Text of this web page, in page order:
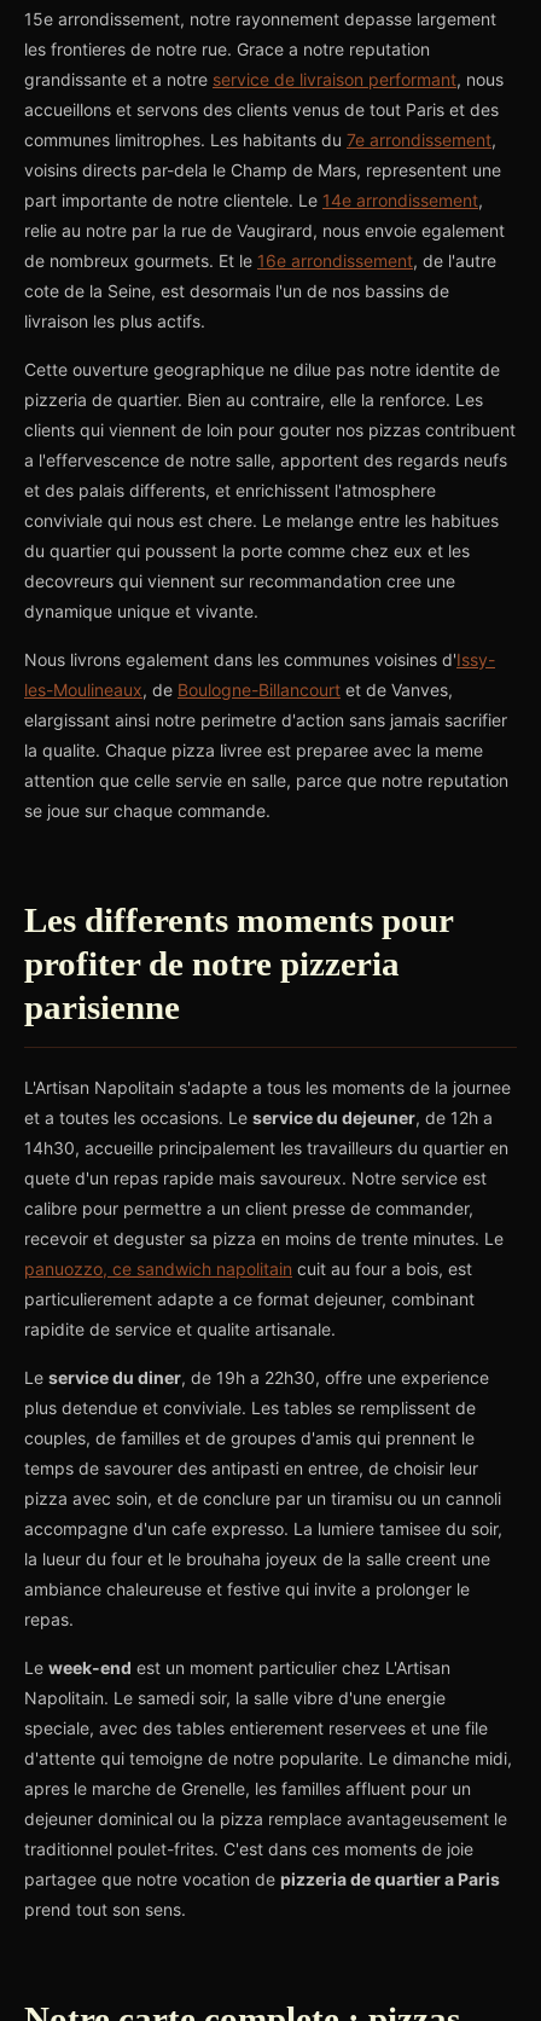
15e arrondissement, notre rayonnement depasse largement
les frontieres de notre rue. Grace a notre reputation
grandissante et a notre service de livraison performant, nous
accueillons et servons des clients venus de tout Paris et des
communes limitrophes. Les habitants du 7e arrondissement,
voisins directs par-dela le Champ de Mars, representent une
part importante de notre clientele. Le 14e arrondissement,
relie au notre par la rue de Vaugirard, nous envoie egalement
de nombreux gourmets. Et le 16e arrondissement, de l'autre
cote de la Seine, est desormais l'un de nos bassins de
livraison les plus actifs.
Cette ouverture geographique ne dilue pas notre identite de
pizzeria de quartier. Bien au contraire, elle la renforce. Les
clients qui viennent de loin pour gouter nos pizzas contribuent
a l'effervescence de notre salle, apportent des regards neufs
et des palais differents, et enrichissent l'atmosphere
conviviale qui nous est chere. Le melange entre les habitues
du quartier qui poussent la porte comme chez eux et les
decovreurs qui viennent sur recommandation cree une
dynamique unique et vivante.
Nous livrons egalement dans les communes voisines d'Issy-
les-Moulineaux, de Boulogne-Billancourt et de Vanves,
elargissant ainsi notre perimetre d'action sans jamais sacrifier
la qualite. Chaque pizza livree est preparee avec la meme
attention que celle servie en salle, parce que notre reputation
se joue sur chaque commande.
Les differents moments pour
profiter de notre pizzeria
parisienne
L'Artisan Napolitain s'adapte a tous les moments de la journee
et a toutes les occasions. Le service du dejeuner, de 12h a
14h30, accueille principalement les travailleurs du quartier en
quete d'un repas rapide mais savoureux. Notre service est
calibre pour permettre a un client presse de commander,
recevoir et deguster sa pizza en moins de trente minutes. Le
panuozzo, ce sandwich napolitain cuit au four a bois, est
particulierement adapte a ce format dejeuner, combinant
rapidite de service et qualite artisanale.
Le service du diner, de 19h a 22h30, offre une experience
plus detendue et conviviale. Les tables se remplissent de
couples, de familles et de groupes d'amis qui prennent le
temps de savourer des antipasti en entree, de choisir leur
pizza avec soin, et de conclure par un tiramisu ou un cannoli
accompagne d'un cafe expresso. La lumiere tamisee du soir,
la lueur du four et le brouhaha joyeux de la salle creent une
ambiance chaleureuse et festive qui invite a prolonger le
repas.
Le week-end est un moment particulier chez L'Artisan
Napolitain. Le samedi soir, la salle vibre d'une energie
speciale, avec des tables entierement reservees et une file
d'attente qui temoigne de notre popularite. Le dimanche midi,
apres le marche de Grenelle, les familles affluent pour un
dejeuner dominical ou la pizza remplace avantageusement le
traditionnel poulet-frites. C'est dans ces moments de joie
partagee que notre vocation de pizzeria de quartier a Paris
prend tout son sens.